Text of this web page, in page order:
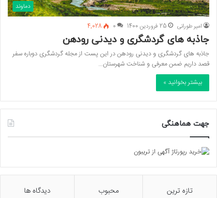
دماوند
امیر طورانی 25 فروردین 1400 0
4,028
جاذبه های گردشگری و دیدنی رودهن
جاذبه های گردشگری و دیدنی رودهن در این پست از مجله گردشگری دوباره سفر
قصد داریم ضمن معرفی و شناخت شهرستان…
بیشتر بخوانید »
جهت هماهنگی
تازه ترین محبوب دیدگاه ها